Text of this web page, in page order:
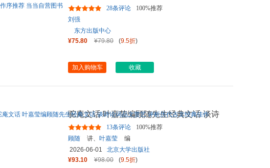
同济大学刘强教授2026最...
28条评论
100%推荐
刘强
东方出版中心
¥75.80
¥79.80 (9.5折)
加入购物车 收藏
驼庵文话 叶嘉莹编顾随先生经典文话 谈诗
论词品文赏艺 评析历代古...
13条评论
100%推荐
顾随
讲、 叶嘉莹
编
2026-06-01
北京大学出版社
¥93.10
¥98.00 (9.5折)